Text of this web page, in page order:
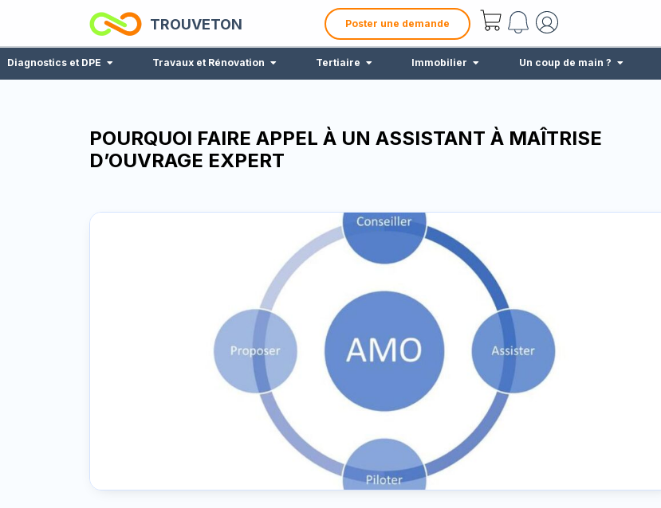
TROUVETON Poster une demande
Diagnostics et DPE Travaux et Rénovation Tertiaire Immobilier Un coup de main ?
POURQUOI FAIRE APPEL À UN ASSISTANT À MAÎTRISE
D’OUVRAGE EXPERT